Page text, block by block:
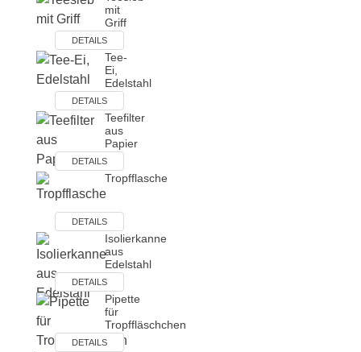
mit
Griff
DETAILS
Tee-
Ei,
Edelstahl
DETAILS
Teefilter
aus
Papier
DETAILS
Tropfflasche
DETAILS
Isolierkanne
aus
Edelstahl
DETAILS
Pipette
für
Tropffläschchen
DETAILS